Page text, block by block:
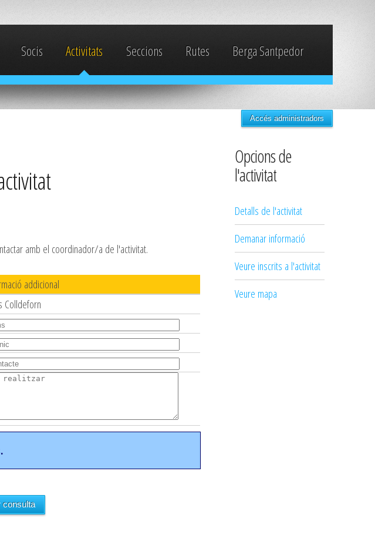
Socis Activitats Seccions Rutes Berga Santpedor
Accés administradors
amb el coordinador/a de l'activitat.
addicional
Colldeforn
consulta
Opcions de
l'activitat
Detalls de l'activitat
Demanar informació
Veure inscrits a l'activitat
Veure mapa